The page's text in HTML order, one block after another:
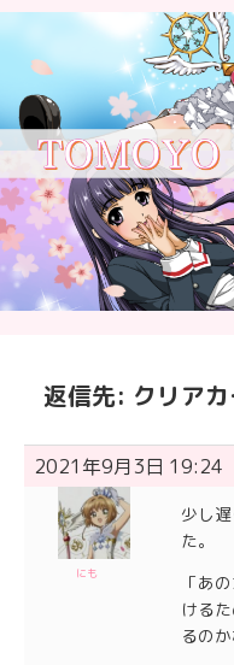
返信先: クリア
2021年9月3日 19:24
にも
少し
た。
「あ
ける
るの